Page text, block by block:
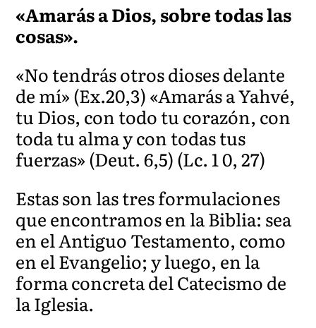
«Amarás a Dios, sobre todas las
cosas».
«No tendrás otros dioses delante
de mí» (Ex.20,3) «Amarás a Yahvé,
tu Dios, con todo tu corazón, con
toda tu alma y con todas tus
fuerzas» (Deut. 6,5) (Lc. 1 0, 27)
Estas son las tres formulaciones
que encontramos en la Biblia: sea
en el Antiguo Testamento, como
en el Evangelio; y luego, en la
forma concreta del Catecismo de
la Iglesia.